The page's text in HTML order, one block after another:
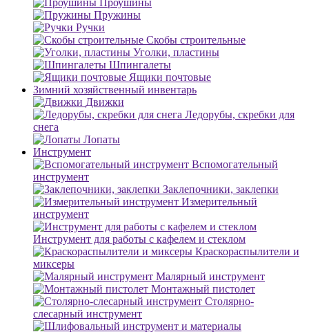
Проушины
Пружины
Ручки
Скобы строительные
Уголки, пластины
Шпингалеты
Ящики почтовые
Зимний хозяйственный инвентарь
Движки
Ледорубы, скребки для
снега
Лопаты
Инструмент
Вспомогательный
инструмент
Заклепочники, заклепки
Измерительный
инструмент
Инструмент для работы с кафелем и стеклом
Краскораспылители и
миксеры
Малярный инструмент
Монтажный пистолет
Столярно-
слесарный инструмент